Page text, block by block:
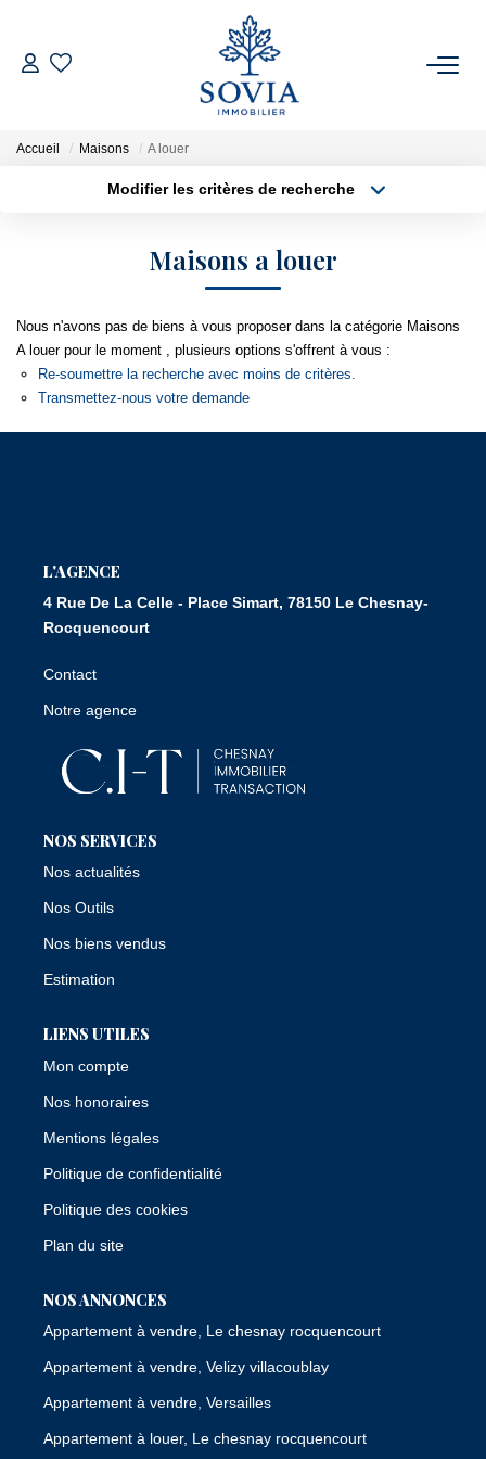
ACHETER
NOTRE AGENCE
Accueil Maisons A louer
Modifier les critères de recherche
Budget max Plus de critères
Maisons a louer
Nous n'avons pas de biens à vous proposer dans la catégorie Maisons
A louer pour le moment , plusieurs options s'offrent à vous :
Re-soumettre la recherche avec moins de critères.
Transmettez-nous votre demande
L'AGENCE
4 Rue De La Celle - Place Simart, 78150 Le Chesnay-
Rocquencourt
Contact
Notre agence
NOS SERVICES
Nos actualités
Nos Outils
Nos biens vendus
Estimation
LIENS UTILES
Mon compte
Nos honoraires
Mentions légales
Politique de confidentialité
Politique des cookies
Plan du site
NOS ANNONCES
Appartement à vendre, Le chesnay rocquencourt
Appartement à vendre, Velizy villacoublay
Appartement à vendre, Versailles
Appartement à louer, Le chesnay rocquencourt